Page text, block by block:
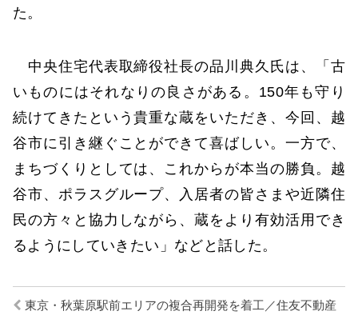
た。
中央住宅代表取締役社長の品川典久氏は、「古
いものにはそれなりの良さがある。150年も守り
続けてきたという貴重な蔵をいただき、今回、越
谷市に引き継ぐことができて喜ばしい。一方で、
まちづくりとしては、これからが本当の勝負。越
谷市、ポラスグループ、入居者の皆さまや近隣住
民の方々と協力しながら、蔵をより有効活用でき
るようにしていきたい」などと話した。
東京・秋葉原駅前エリアの複合再開発を着工／住友不動産